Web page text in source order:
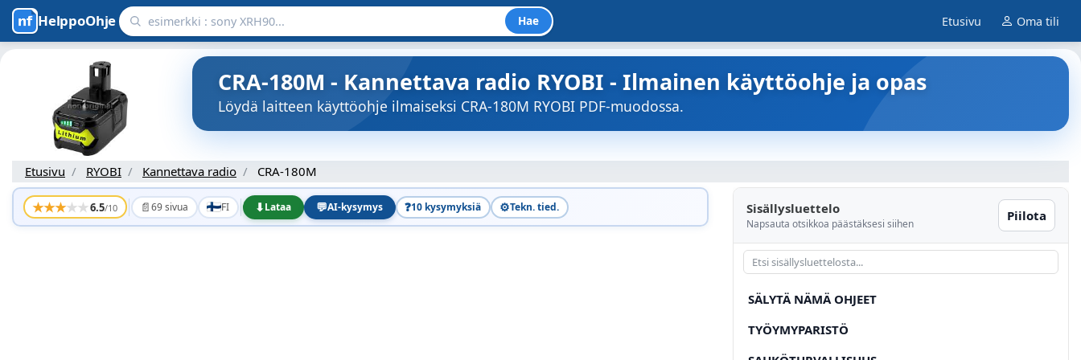
HelppoOhje Hae Etusivu Oma tili
CRA-180M - Kannettava radio RYOBI - Ilmainen käyttöohje ja opas
Löydä laitteen käyttöohje ilmaiseksi CRA-180M RYOBI PDF-muodossa.
Etusivu RYOBI Kannettava radio CRA-180M
★★★★★6.5/10 📄69 sivua FI ⬇Lataa 💬AI-kysymys ❓10 kysymyksiä ⚙️Tekn. tied. Sisällysluettelo
Napsauta otsikkoa päästäksesi siihen
Piilota
SÄLYTÄ NÄMÄ OHJEET
TYÖYMYPARISTÖ